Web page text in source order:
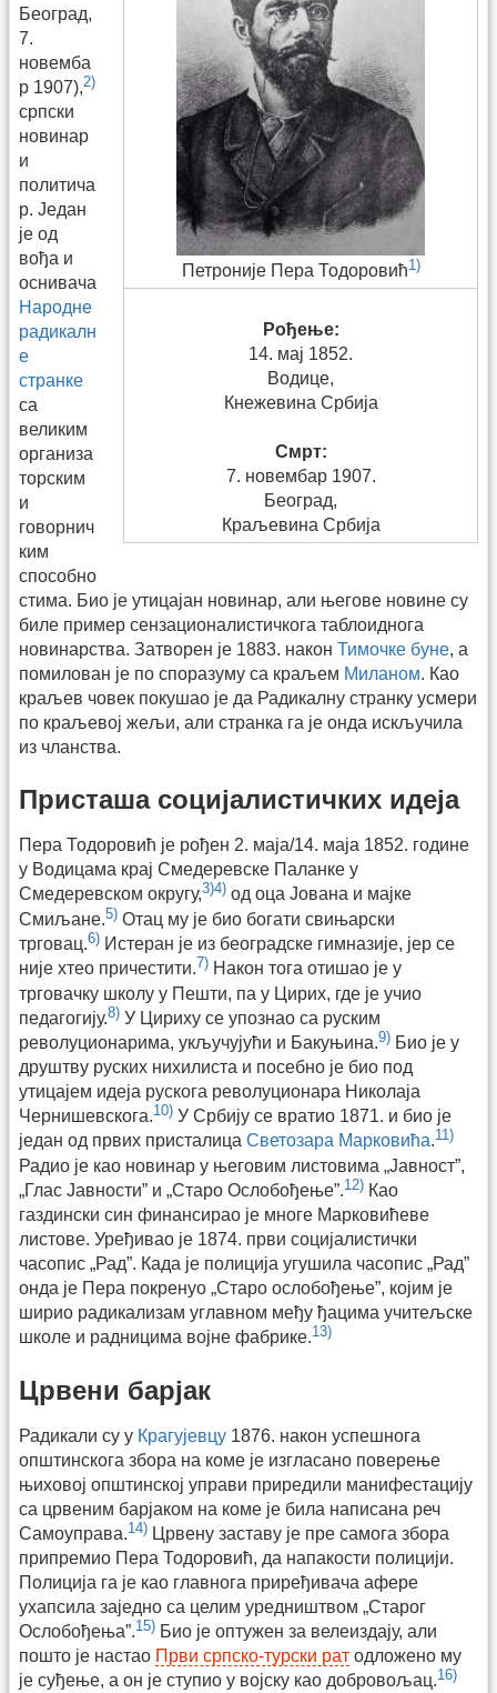
Петроније Пера Тодоровић1)
Рођење:
14. мај 1852.
Водице,
Кнежевина Србија
Смрт:
7. новембар 1907.
Београд,
Краљевина Србија
Београд,
7.
новемба
р 1907),2)
српски
новинар
и
политича
р. Један
је од
вођа и
оснивача
Народне
радикалн
е
странке
са
великим
организа
торским
и
говорнич
ким
способно
стима. Био је утицајан новинар, али његове новине су
биле пример сензационалистичкога таблоиднога
новинарства. Затворен је 1883. након Тимочке буне, а
помилован је по споразуму са краљем Миланом. Као
краљев човек покушао је да Радикалну странку усмери
по краљевој жељи, али странка га је онда искључила
из чланства.
Присташа социјалистичких идеја
Пера Тодоровић је рођен 2. маја/14. маја 1852. године
у Водицама крај Смедеревске Паланке у
Смедеревском округу,3)4) од оца Јована и мајке
Смиљане.5) Отац му је био богати свињарски
трговац.6) Истеран је из београдске гимназије, јер се
није хтео причестити.7) Након тога отишао је у
трговачку школу у Пешти, па у Цирих, где је учио
педагогију.8) У Цириху се упознао са руским
револуционарима, укључујући и Бакуњина.9) Био је у
друштву руских нихилиста и посебно је био под
утицајем идеја рускога револуционара Николаја
Чернишевскога.10) У Србију се вратио 1871. и био је
један од првих присталица Светозара Марковића.11)
Радио је као новинар у његовим листовима „Јавност”,
„Глас Јавности” и „Старо Ослобођење”.12) Као
газдински син финансирао је многе Марковићеве
листове. Уређивао је 1874. први социјалистички
часопис „Рад”. Када је полиција угушила часопис „Рад”
онда је Пера покренуо „Старо ослобођење”, којим је
ширио радикализам углавном међу ђацима учитељске
школе и радницима војне фабрике.13)
Црвени барјак
Радикали су у Крагујевцу 1876. након успешнога
општинскога збора на коме је изгласано поверење
њиховој општинској управи приредили манифестацију
са црвеним барјаком на коме је била написана реч
Самоуправа.14) Црвену заставу је пре самога збора
припремио Пера Тодоровић, да напакости полицији.
Полиција га је као главнога приређивача афере
ухапсила заједно са целим уредништвом „Старог
Ослобођења”.15) Био је оптужен за велеиздају, али
пошто је настао Први српско-турски рат одложено му
је суђење, а он је ступио у војску као добровољац.16)